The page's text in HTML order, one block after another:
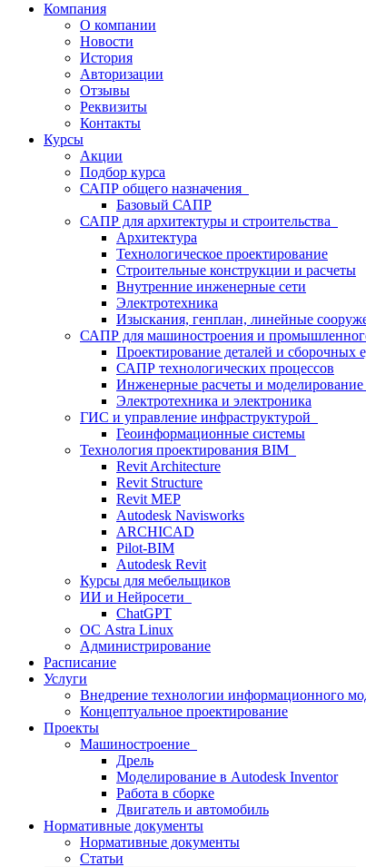
Компания
О компании
Новости
История
Авторизации
Отзывы
Реквизиты
Контакты
Курсы
Акции
Подбор курса
САПР общего назначения
Базовый САПР
САПР для архитектуры и строительства
Архитектура
Технологическое проектирование
Строительные конструкции и расчеты
Внутренние инженерные сети
Электротехника
Изыскания, генплан, линейные
САПР для машиностроения и
Проектирование деталей и
САПР технологических процессов
Инженерные расчеты и моделирование
Электротехника и электроника
ГИС и управление инфраструктурой
Геоинформационные системы
Технология проектирования BIM
Revit Architecture
Revit Structure
Revit MEP
Autodesk Navisworks
ARCHICAD
Pilot-BIM
Autodesk Revit
Курсы для мебельщиков
ИИ и Нейросети
ChatGPT
ОС Astra Linux
Администрирование
Расписание
Услуги
Внедрение технологии информационного
Концептуальное проектирование
Проекты
Машиностроение
Дрель
Моделирование в Autodesk Inventor
Работа в сборке
Двигатель и автомобиль
Нормативные документы
Нормативные документы
Статьи